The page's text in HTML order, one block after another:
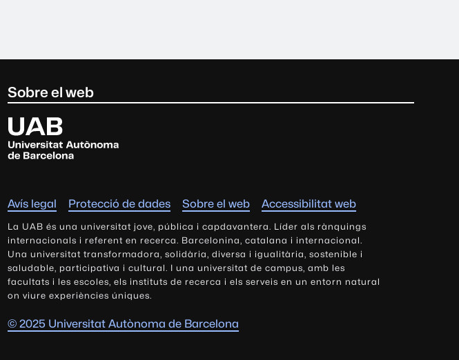
Sobre el web
U
n
i
s
i
t
a
t
A
u
t
ò
Avís legal Protecció de dades Sobre el web Accessibilitat web
La UAB és una universitat jove, pública i capdavantera. Líder als rànquings
internacionals i referent en recerca. Barcelonina, catalana i internacional.
Una universitat transformadora, solidària, diversa i igualitària, sostenible i
saludable, participativa i cultural. I una universitat de campus, amb les
facultats i les escoles, els instituts de recerca i els serveis en un entorn natural
on viure experiències úniques.
© 2025 Universitat Autònoma de Barcelona